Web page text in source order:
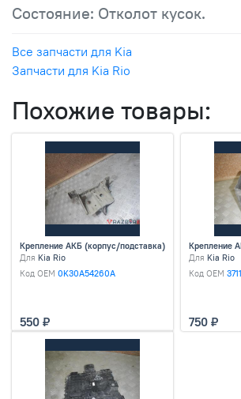
Состояние: Отколот кусок.
Все запчасти для Kia
Запчасти для Kia Rio
Похожие товары:
Крепление АКБ (корпус/подставка)
Для Kia Rio
Код OEM 0K30A54260A
550
Крепление
Для Kia Rio
Код OEM
750